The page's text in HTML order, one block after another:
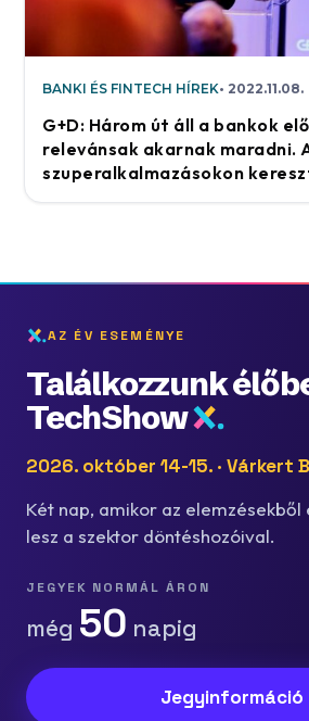
BANKI ÉS FINTECH HÍREK 2022.11.08.
G+D: Három út áll a bankok
relevánsak akarnak maradni.
szuperalkalmazásokon
AZ ÉV ESEMÉNYE
Találkozzunk
TechShow
2026. október 14-15. · Várkert
Két nap, amikor az elemzésekből
lesz a szektor döntéshozóival.
JEGYEK NORMÁL ÁRON
még 50 napig